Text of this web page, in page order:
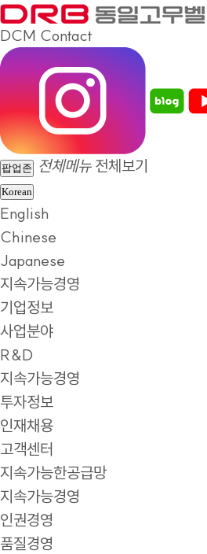
DCM Contact
팝업존 전체메뉴 전체보기
Korean
English
Chinese
Japanese
지속가능경영
기업정보
사업분야
R&D
지속가능경영
투자정보
인재채용
고객센터
지속가능한공급망
지속가능경영
인권경영
품질경영